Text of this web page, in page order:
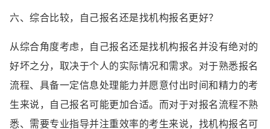
六、综合比较，自己报名还是找机构报名更好？
从综合角度考虑，自己报名还是找机构报名并没有绝对的
好坏之分，取决于个人的实际情况和需求。对于熟悉报名
流程、具备一定信息处理能力并愿意付出时间和精力的考
生来说，自己报名可能更加合适。而对于对报名流程不熟
悉、需要专业指导并注重效率的考生来说，找机构报名可